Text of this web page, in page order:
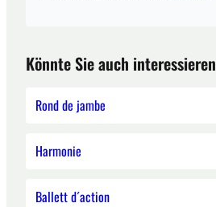
Könnte Sie auch interessieren
Rond de jambe
Harmonie
Ballett d´action